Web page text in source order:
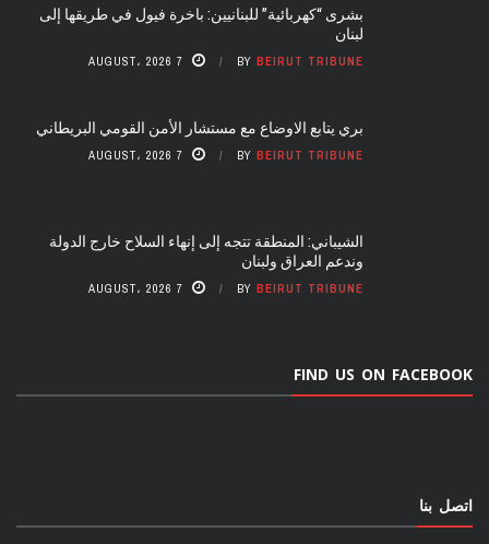
بشرى “كهربائية” للبنانيين: باخرة فيول في طريقها إلى
لبنان
BY BEIRUT TRIBUNE 7 AUGUST، 2026
بري يتابع الاوضاع مع مستشار الأمن القومي البريطاني
BY BEIRUT TRIBUNE 7 AUGUST، 2026
الشيباني: المنطقة تتجه إلى إنهاء السلاح خارج الدولة
وندعم العراق ولبنان
BY BEIRUT TRIBUNE 7 AUGUST، 2026
FIND US ON FACEBOOK
اتصل بنا